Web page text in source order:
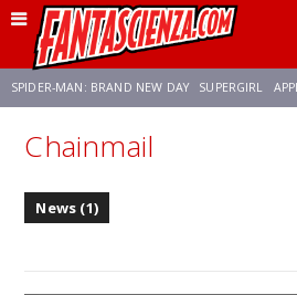
SPIDER-MAN: BRAND NEW DAY SUPERGIRL
FRANCO RICCIARDIELLO
Chainmail
News (1)